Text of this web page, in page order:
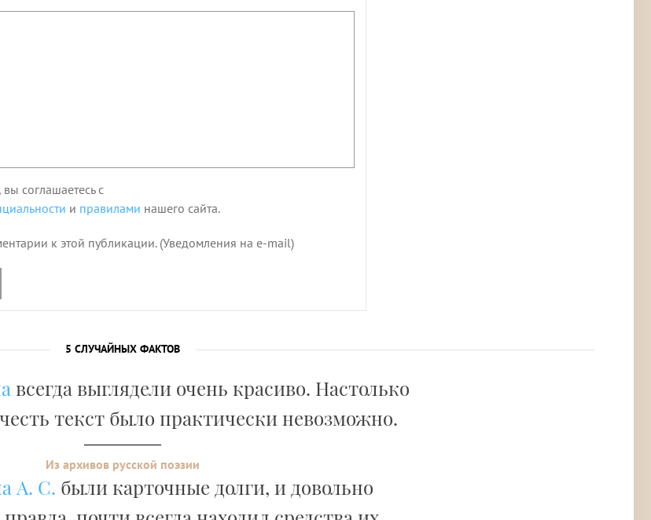
соглашаетесь с
и правилами нашего сайта.
к этой публикации. (Уведомления на e-mail)
5 СЛУЧАЙНЫХ ФАКТОВ
всегда выглядели очень красиво. Настолько
текст было практически невозможно.
Из архивов русской поэзии
А. С. были карточные долги, и довольно